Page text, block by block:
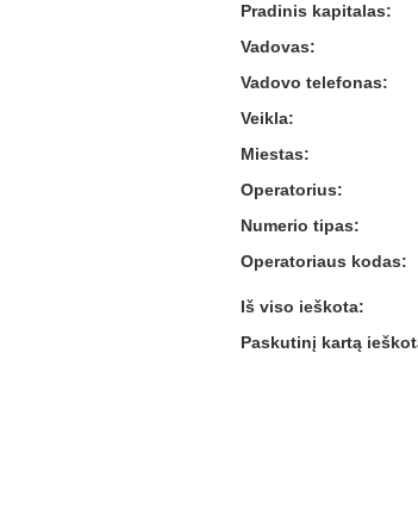
Pradinis kapitalas:
Vadovas:
Vadovo telefonas:
Veikla:
Miestas:
Operatorius:
Numerio tipas:
Operatoriaus kodas:
Iš viso ieškota:
Paskutinį kartą